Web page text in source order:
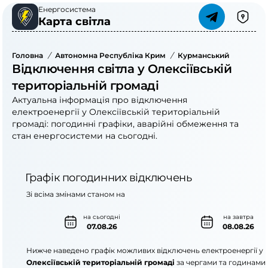
Енергосистема
Карта світла
Головна / Автономна Республіка Крим / Курманський Район
Відключення світла у Олексіївській
територіальній громаді
Актуальна інформація про відключення
електроенергії у Олексіївській територіальній
громаді: погодинні графіки, аварійні обмеження та
стан енергосистеми на сьогодні.
Графік погодинних відключень
на сьогодні
07.08.26
на завтра
08.08.26
Зі всіма змінами станом на
Нижче наведено графік можливих відключень електроенергії у
Олексіївській територіальній громаді за чергами та годинами.